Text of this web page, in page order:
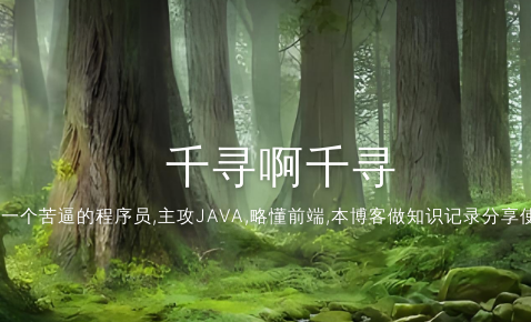
千寻啊千寻
一个苦逼的程序员,主攻JAVA,略懂前端,本博客做知识记录分享